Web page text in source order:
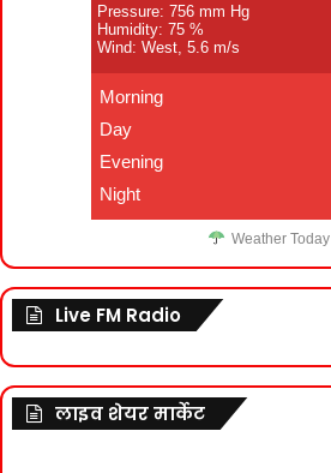
Pressure: 756 mm Hg
Humidity: 75 %
Wind: West, 5.6 m/s
Morning
Day
Evening
Night
Weather Today
Live FM Radio
लाइव शेयर मार्केट